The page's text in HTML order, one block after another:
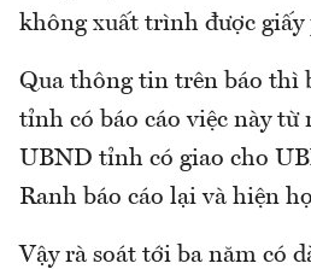
không xuất trình được giấy
Qua thông tin trên báo thì
tỉnh có báo cáo việc này từ
UBND tỉnh có giao cho
Ranh báo cáo lại và hiện
Vậy rà soát tới ba năm có